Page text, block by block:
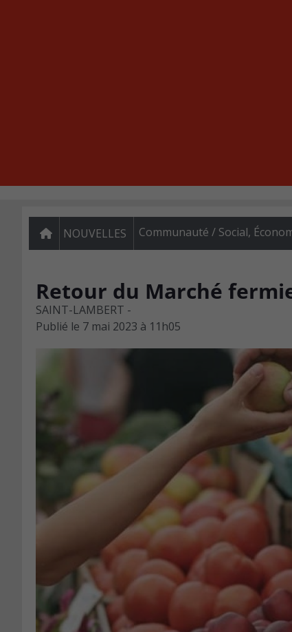
NOUVELLES Communauté / Social,
Retour du Marché
SAINT-LAMBERT -
Publié le 7 mai 2023 à 11h05